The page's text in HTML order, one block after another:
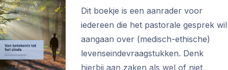
Dit boekje is een aanrader voor
iedereen die het pastorale gesprek wil
aangaan over (medisch-ethische)
levenseindevraagstukken. Denk
hierbij aan zaken als wel of niet